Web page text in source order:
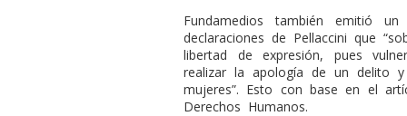
Fundamedios también emitió
declaraciones de Pellaccini que
libertad de expresión, pues
realizar la apología de un delito
mujeres”. Esto con base en el
Derechos Humanos.